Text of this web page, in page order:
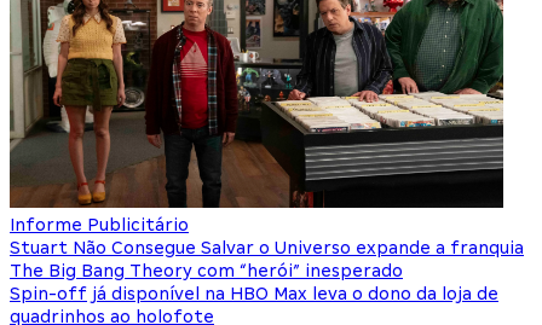
Informe Publicitário
Stuart Não Consegue Salvar o Universo expande a franquia
The Big Bang Theory com “herói” inesperado
Spin-off já disponível na HBO Max leva o dono da loja de
quadrinhos ao holofote